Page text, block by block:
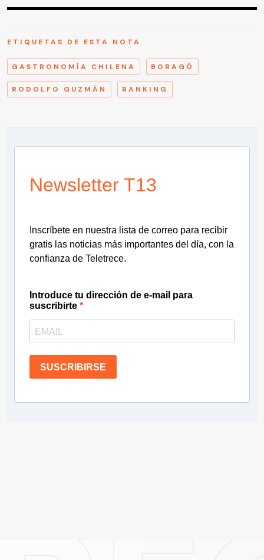
ETIQUETAS DE ESTA NOTA
GASTRONOMÍA CHILENA BORAGÓ
RODOLFO GUZMÁN RANKING
Newsletter T13
Inscríbete en nuestra lista de correo para recibir
gratis las noticias más importantes del día, con la
confianza de Teletrece.
Introduce tu dirección de e-mail para
suscribirte
SUSCRIBIRSE